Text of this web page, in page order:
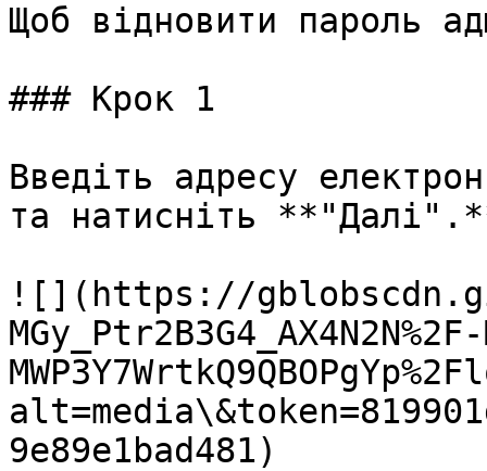
Щоб відновити пароль
### Крок 1
Введіть адресу
та натисніть
![](https://
9e89e1bad481)